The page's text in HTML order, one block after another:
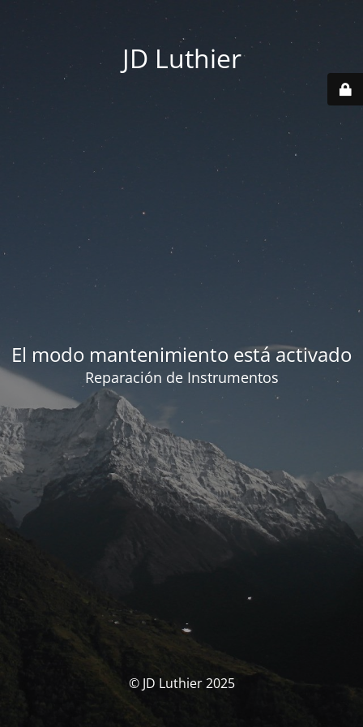
JD Luthier
El modo mantenimiento está activado
Reparación de Instrumentos
© JD Luthier 2025